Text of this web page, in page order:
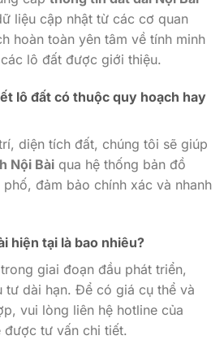
liệu cập nhật từ các cơ quan
hoàn toàn yên tâm về tính minh
lô đất được giới thiệu.
lô đất có thuộc quy hoạch hay
diện tích đất, chúng tôi sẽ giúp
Nội Bài qua hệ thống bản đồ
đảm bảo chính xác và nhanh
hiện tại là bao nhiêu?
giai đoạn đầu phát triển,
tư dài hạn. Để có giá cụ thể và
vui lòng liên hệ hotline của
được tư vấn chi tiết.